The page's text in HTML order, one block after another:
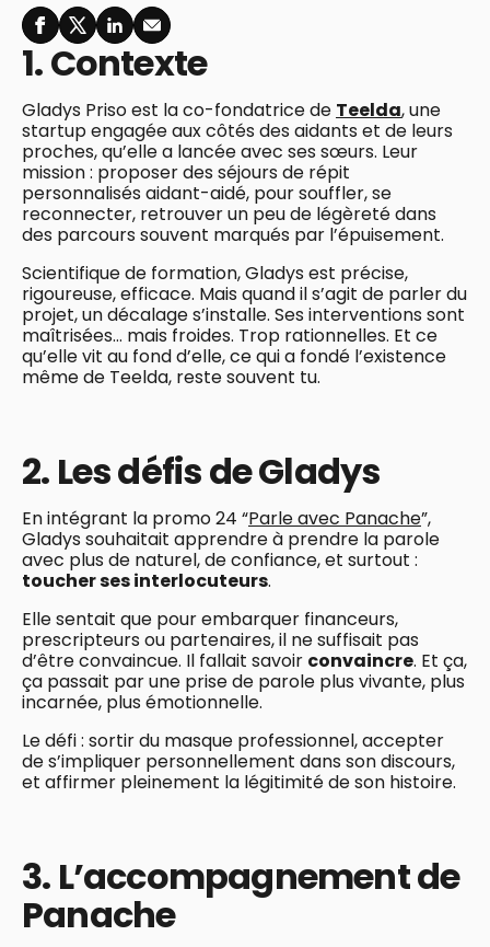
1. Contexte
Gladys Priso est la co-fondatrice de Teelda, une
startup engagée aux côtés des aidants et de leurs
proches, qu’elle a lancée avec ses sœurs. Leur
mission : proposer des séjours de répit
personnalisés aidant-aidé, pour souffler, se
reconnecter, retrouver un peu de légèreté dans
des parcours souvent marqués par l’épuisement.
Scientifique de formation, Gladys est précise,
rigoureuse, efficace. Mais quand il s’agit de parler du
projet, un décalage s’installe. Ses interventions sont
maîtrisées… mais froides. Trop rationnelles. Et ce
qu’elle vit au fond d’elle, ce qui a fondé l’existence
même de Teelda, reste souvent tu.
2. Les défis de Gladys
En intégrant la promo 24 “Parle avec Panache”,
Gladys souhaitait apprendre à prendre la parole
avec plus de naturel, de confiance, et surtout :
toucher ses interlocuteurs.
Elle sentait que pour embarquer financeurs,
prescripteurs ou partenaires, il ne suffisait pas
d’être convaincue. Il fallait savoir convaincre. Et ça,
ça passait par une prise de parole plus vivante, plus
incarnée, plus émotionnelle.
Le défi : sortir du masque professionnel, accepter
de s’impliquer personnellement dans son discours,
et affirmer pleinement la légitimité de son histoire.
3. L’accompagnement de
Panache